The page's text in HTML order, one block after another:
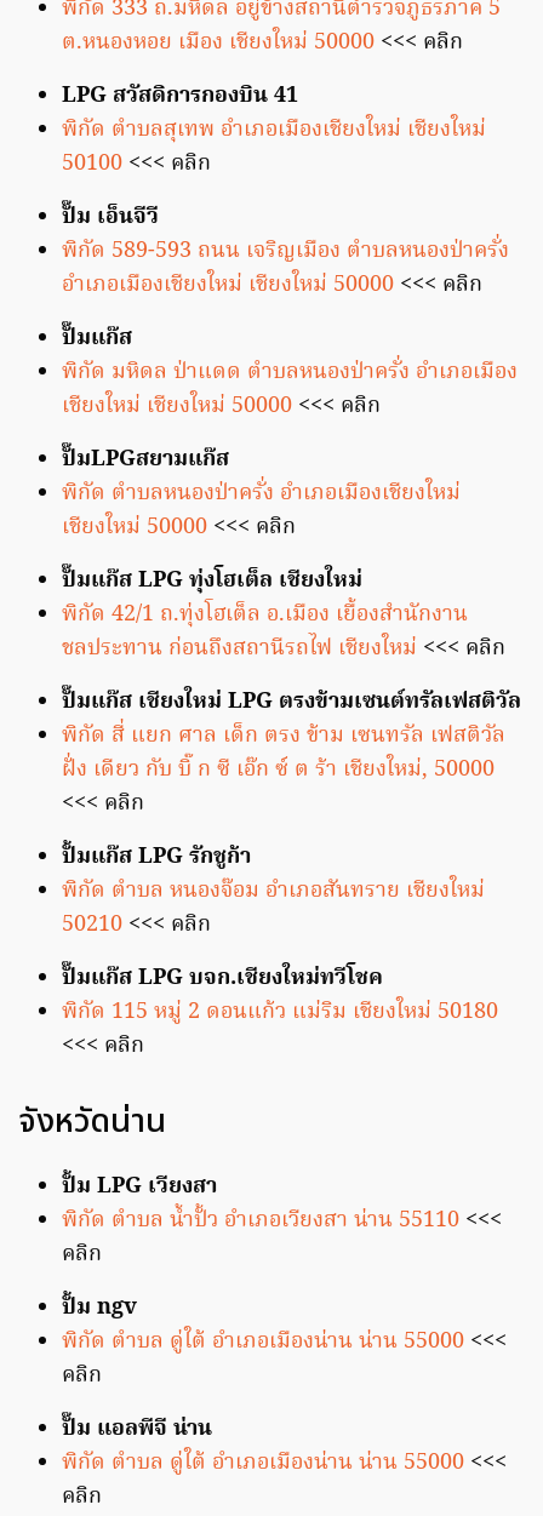
พิกัด 333 ถ.มหิดล อยู่ข้างสถานีตำรวจภูธรภาค 5
ต.หนองหอย เมือง เชียงใหม่ 50000 <<< คลิก
LPG สวัสดิการกองบิน 41
พิกัด ตำบลสุเทพ อำเภอเมืองเชียงใหม่ เชียงใหม่
50100 <<< คลิก
ปั๊ม เอ็นจีวี
พิกัด 589-593 ถนน เจริญเมือง ตำบลหนองป่าครั่ง
อำเภอเมืองเชียงใหม่ เชียงใหม่ 50000 <<< คลิก
ปั๊มแก๊ส
พิกัด มหิดล ป่าแดด ตำบลหนองป่าครั่ง อำเภอเมือง
เชียงใหม่ เชียงใหม่ 50000 <<< คลิก
ปั๊มLPGสยามแก๊ส
พิกัด ตำบลหนองป่าครั่ง อำเภอเมืองเชียงใหม่
เชียงใหม่ 50000 <<< คลิก
ปั๊มแก๊ส LPG ทุ่งโฮเต็ล เชียงใหม่
พิกัด 42/1 ถ.ทุ่งโฮเต็ล อ.เมือง เยื้องสำนักงาน
ชลประทาน ก่อนถึงสถานีรถไฟ เชียงใหม่ <<< คลิก
ปั๊มแก๊ส เชียงใหม่ LPG ตรงข้ามเซนต์ทรัลเฟสติวัล
พิกัด สี่ แยก ศาล เด็ก ตรง ข้าม เซนทรัล เฟสติวัล
ฝั่ง เดียว กับ บิ๊ ก ซี เอ๊ก ซ์ ต ร้า เชียงใหม่, 50000
<<< คลิก
ปั้มแก๊ส LPG รักชูก้า
พิกัด ตำบล หนองจ๊อม อำเภอสันทราย เชียงใหม่
50210 <<< คลิก
ปั๊มแก๊ส LPG บจก.เชียงใหม่ทวีโชค
พิกัด 115 หมู่ 2 ดอนแก้ว แม่ริม เชียงใหม่ 50180
<<< คลิก
จังหวัดน่าน
ปั้ม LPG เวียงสา
พิกัด ตำบล น้ำปั้ว อำเภอเวียงสา น่าน 55110 <<<
คลิก
ปั้ม ngv
พิกัด ตำบล ดู่ใต้ อำเภอเมืองน่าน น่าน 55000 <<<
คลิก
ปั๊ม แอลพีจี น่าน
พิกัด ตำบล ดู่ใต้ อำเภอเมืองน่าน น่าน 55000 <<<
คลิก